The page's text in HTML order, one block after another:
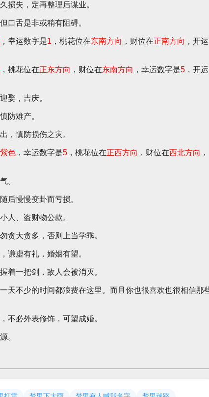
损失，定再整理后谋业。
口舌是非或稍有阻碍。
，幸运数字是1 ，桃花位在东南方向 ，财位在正南方向 ，开运
，桃花位在正东方向 ，财位在东南方向 ，幸运数字是5 ，开运
娶，吉庆。
防难产。
，慎防损伤之灾。
紫色 ，幸运数字是5 ，桃花位在正西方向 ，财位在西北方向 ，
。
后慢慢变卦而亏损。
人、盗财物公款。
贪大贪多，否则上当学乖。
谦虚有礼，婚姻有望。
着一把剑，敌人会被消灭。
天不少的时间都浪费在这里。而且你也很喜欢也很相信那
不必外表修饰，可望成婚。
。